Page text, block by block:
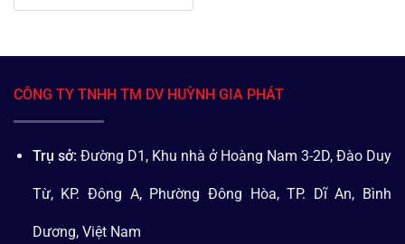
CÔNG TY TNHH TM DV HUỲNH GIA PHÁT
Trụ sở: Đường D1, Khu nhà ở Hoàng Nam 3-2D, Đào Duy
Từ, KP. Đông A, Phường Đông Hòa, TP. Dĩ An, Bình
Dương, Việt Nam